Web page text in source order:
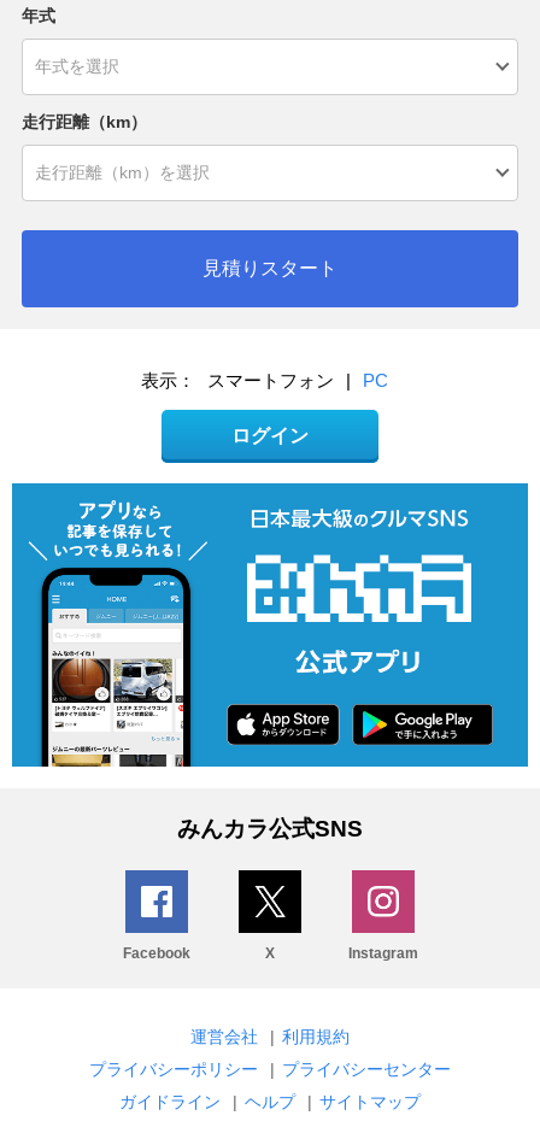
年式
走行距離（km）
見積りスタート
表示： スマートフォン | PC
ログイン
みんカラ公式SNS
Facebook X Instagram
運営会社 | 利用規約
プライバシーポリシー
| プライバシーセンター
ガイドライン
| ヘルプ | サイトマップ